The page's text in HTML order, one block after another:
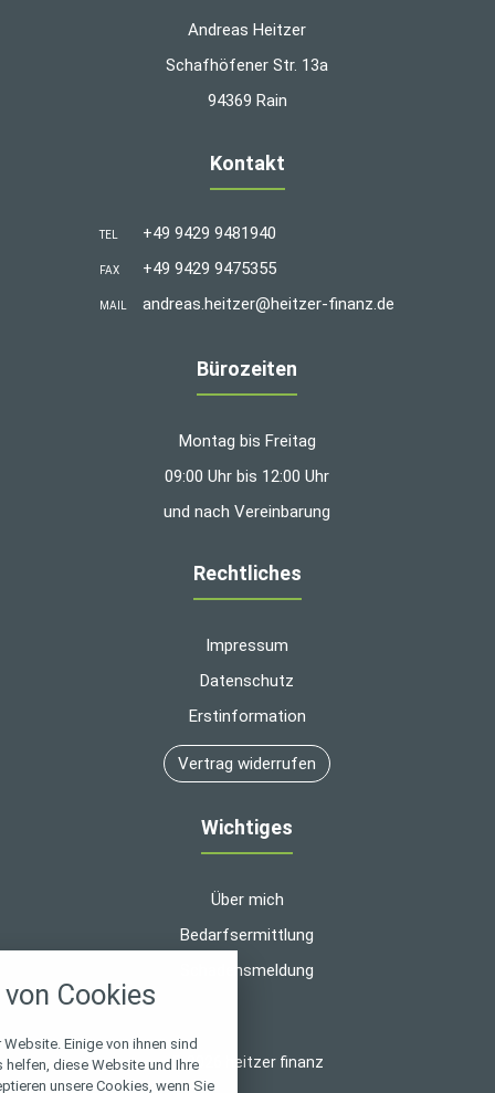
Andreas Heitzer
Schafhöfener Str. 13a
94369 Rain
Kontakt
TEL +49 9429 9481940
FAX +49 9429 9475355
MAIL andreas.heitzer@heitzer-finanz.de
Bürozeiten
Montag bis Freitag
09:00 Uhr bis 12:00 Uhr
und nach Vereinbarung
Rechtliches
Impressum
Datenschutz
Erstinformation
Vertrag widerrufen
Wichtiges
Über mich
Bedarfsermittlung
Schadensmeldung
© 2026 heitzer finanz
Cookies
Einige von ihnen sind
diese Website und Ihre
unsere Cookies, wenn Sie
alle verwendeten Cookies und
zu blockieren.